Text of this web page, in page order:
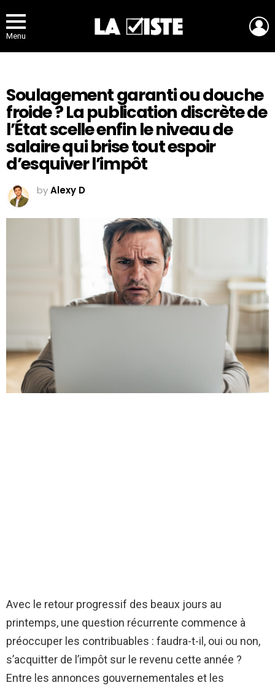
Menu
Soulagement garanti ou douche
froide ? La publication discrète de
l’État scelle enfin le niveau de
salaire qui brise tout espoir
d’esquiver l’impôt
byAlexy D
Avec le retour progressif des beaux jours au
printemps, une question récurrente commence à
préoccuper les contribuables : faudra-t-il, oui ou non,
s’acquitter de l’impôt sur le revenu cette année ?
Entre les annonces gouvernementales et les